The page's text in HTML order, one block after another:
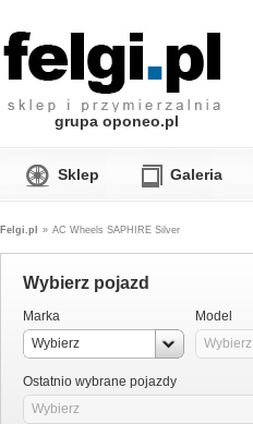
grupa oponeo.pl
Sklep Galeria
Felgi.pl » AC Wheels SAPHIRE Silver
Wybierz pojazd
Marka
Wybierz
Model
Wybierz
Ostatnio wybrane pojazdy
Wybierz